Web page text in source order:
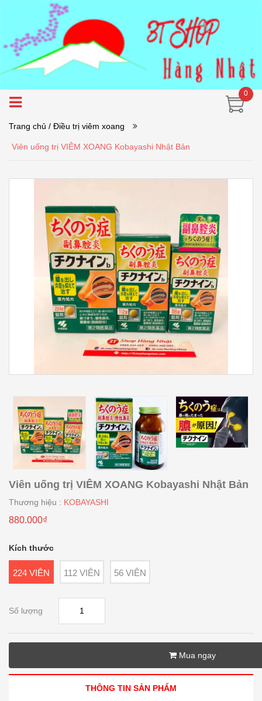
0
Trang chủ / Điều trị viêm xoang
Viên uống trị VIÊM XOANG Kobayashi Nhật Bản
Viên uống trị VIÊM XOANG Kobayashi Nhật Bản
Thương hiệu : KOBAYASHI
880.000₫
Kích thước
224 VIÊN 112 VIÊN 56 VIÊN
Số lượng
Mua ngay
THÔNG TIN SẢN PHẨM